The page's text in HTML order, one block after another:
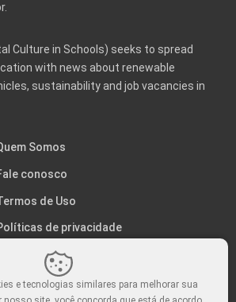
Culture in Schools) seeks to spread
with news about renewable
sustainability and job vacancies in
Somos
conosco
de Uso
de privacidade
e tecnologias similares para melhorar sua